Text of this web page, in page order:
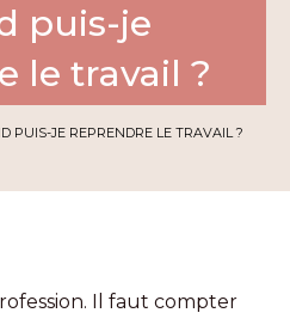
puis-je
le travail ?
PUIS-JE REPRENDRE LE TRAVAIL ?
Il faut compter